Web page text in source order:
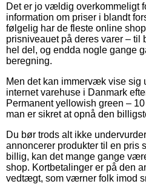
Det er jo vældig overkommeligt
information om priser i blandt
følgelig har de fleste online
prisniveauet på deres varer – til
hel del, og endda nogle gange
beregning.
Men det kan immervæk vise sig
internet varehuse i Danmark
Permanent yellowish green –
man er sikret at opnå den
Du bør trods alt ikke
annoncerer produkter til en pris
billig, kan det mange gange
shop. Kortbetalinger er på den
vedtægt, som værner folk imod